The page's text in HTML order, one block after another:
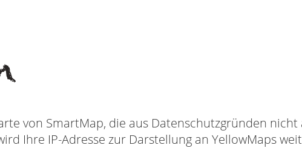
von SmartMap, die aus Datenschutzgründen nicht
Ihre IP-Adresse zur Darstellung an YellowMaps